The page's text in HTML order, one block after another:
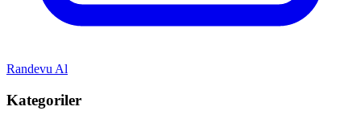
Randevu Al
Kategoriler